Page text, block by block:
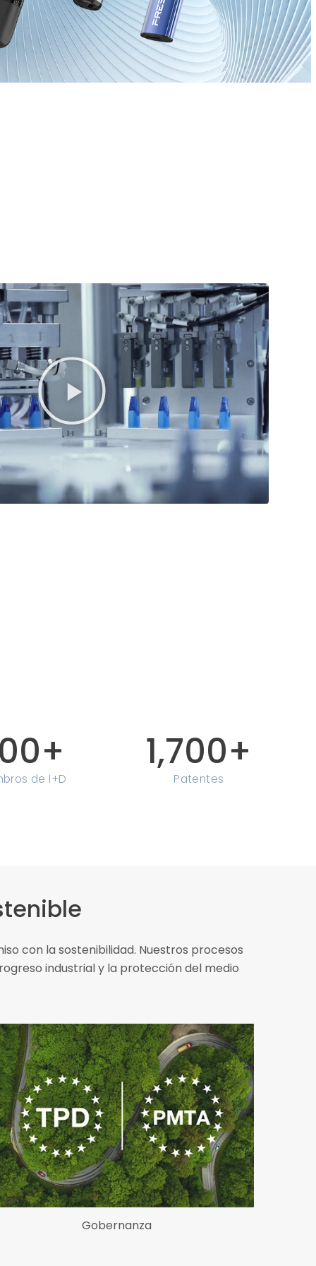
Reproducir
vídeo
+
de I+D
1,700+
Patentes
con la sostenibilidad. Nuestros procesos
industrial y la protección del medio
Gobernanza